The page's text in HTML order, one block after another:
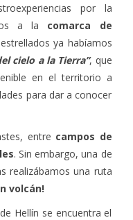
por la
a la comarca de
ya habíamos
cielo a la Tierra”, que
en el territorio a
para dar a conocer
entre campos de
. Sin embargo, una de
realizábamos una ruta
volcán!
Hellín se encuentra el